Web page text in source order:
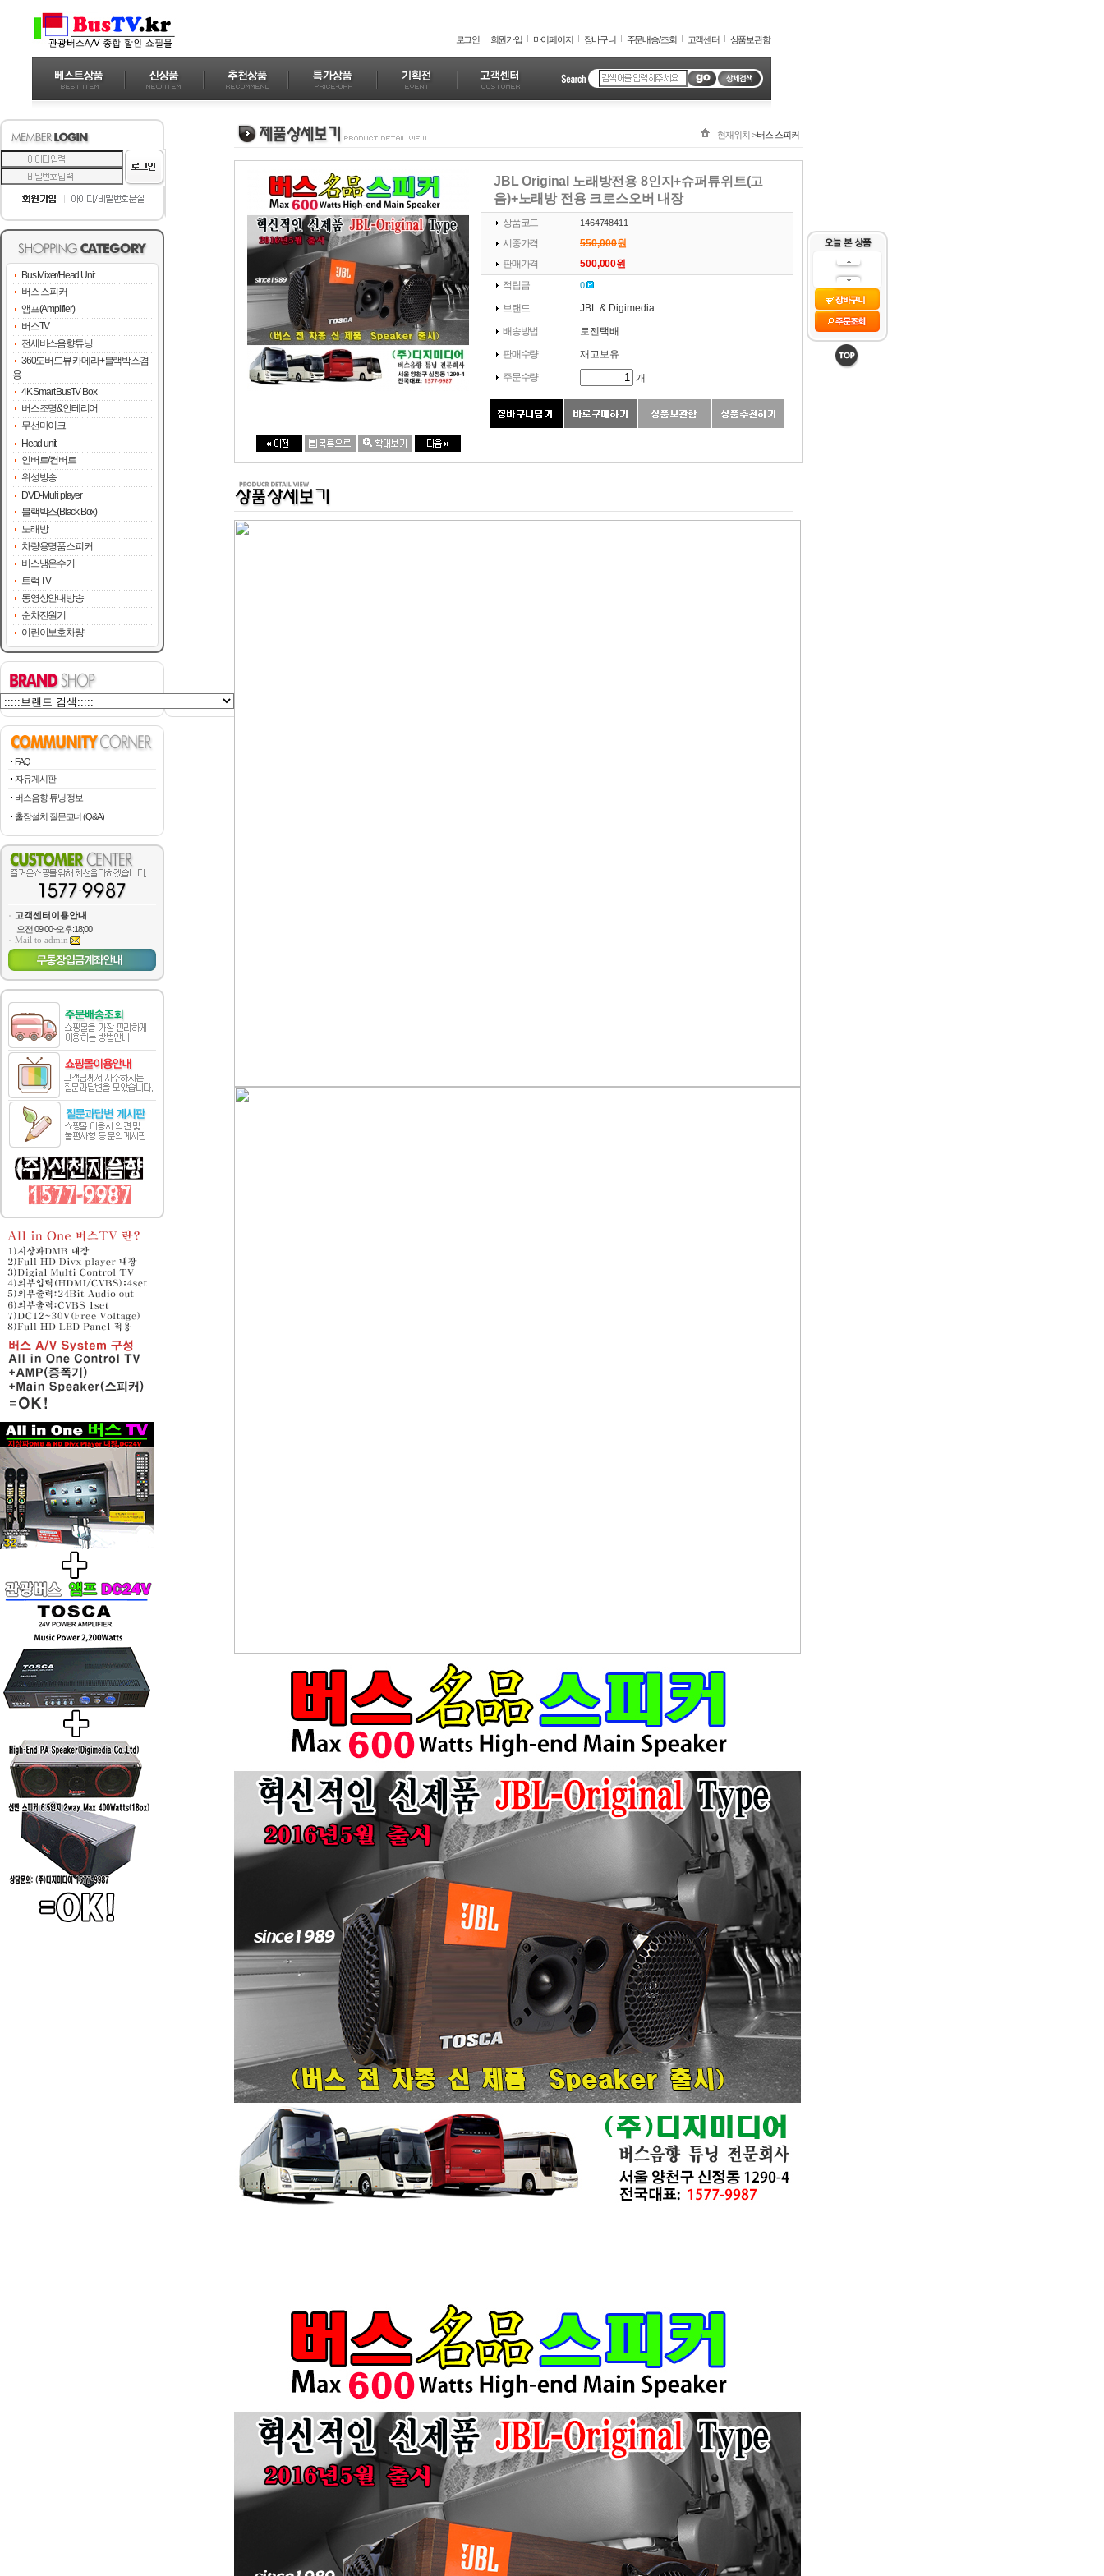
로그인 회원가입 마이페이지 장바구니 주문배송/조회 고객센터 상품보관함
Bus Mixer/Head Unit
버스 스피커
앰프(Amplifier)
버스TV
전세버스음향튜닝
360도버드뷰 카메라+블랙박스겸
용
4K Smart BusTV Box
버스조명&인테리어
무선마이크
Head unit
인버트/컨버트
위성방송
DVD-Multi player
블랙박스(Black Box)
노래방
차량용명품스피커
버스냉온수기
트럭 TV
동영상안내방송
순차전원기
어린이보호차량
FAQ
자유게시판
버스음향 튜닝 정보
출장설치 질문코너 (Q&A)
고객센터이용안내
오전:09:00~오후:18;00
Mail to admin
현재위치 >버스 스피커
JBL Original 노래방전용 8인지+슈퍼튜위트(고
음)+노래방 전용 크로스오버 내장
상품코드 1464748411
시중가격 550,000원
판매가격
500,000원
적립금
0
브랜드
JBL & Digimedia
배송방법
로젠택배
판매수량
재고보유
주문수량
개